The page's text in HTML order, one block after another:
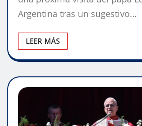
Argentina tras un sugestivo…
LEER MÁS